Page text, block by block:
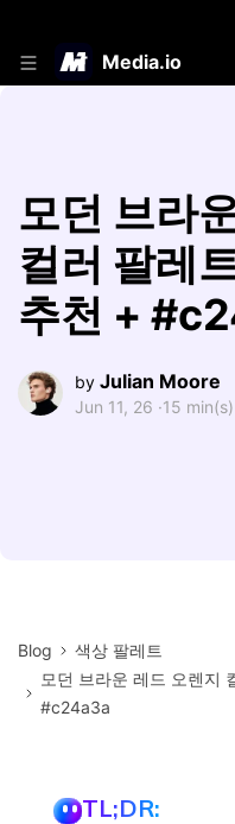
Media.io
모던 브라
컬러 팔레
추천 +
by Julian Moore
Jun 11, 26 ·15 min(s)
Blog
색상 팔레트
모던 브라운 레드 오렌지
#c24a3a
TL;DR: